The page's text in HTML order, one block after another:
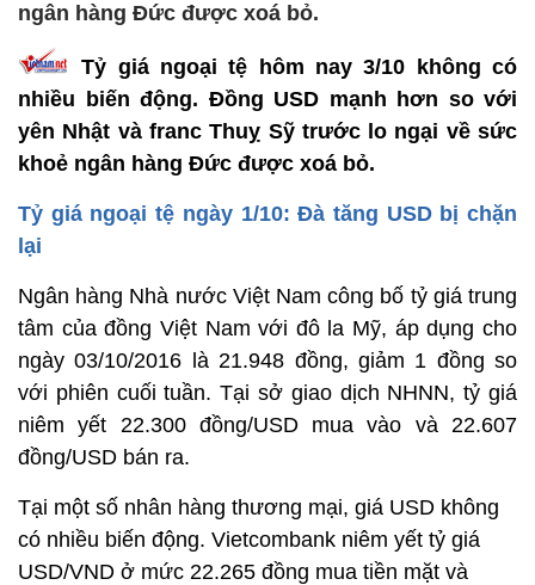
ngân hàng Đức được xoá bỏ.
Tỷ giá ngoại tệ hôm nay 3/10 không có
nhiều biến động. Đồng USD mạnh hơn so với
yên Nhật và franc Thuỵ Sỹ trước lo ngại về sức
khoẻ ngân hàng Đức được xoá bỏ.
Tỷ giá ngoại tệ ngày 1/10: Đà tăng USD bị chặn
lại
Ngân hàng Nhà nước Việt Nam công bố tỷ giá trung
tâm của đồng Việt Nam với đô la Mỹ, áp dụng cho
ngày 03/10/2016 là 21.948 đồng, giảm 1 đồng so
với phiên cuối tuần. Tại sở giao dịch NHNN, tỷ giá
niêm yết 22.300 đồng/USD mua vào và 22.607
đồng/USD bán ra.
Tại một số nhân hàng thương mại, giá USD không
có nhiều biến động. Vietcombank niêm yết tỷ giá
USD/VND ở mức 22.265 đồng mua tiền mặt và